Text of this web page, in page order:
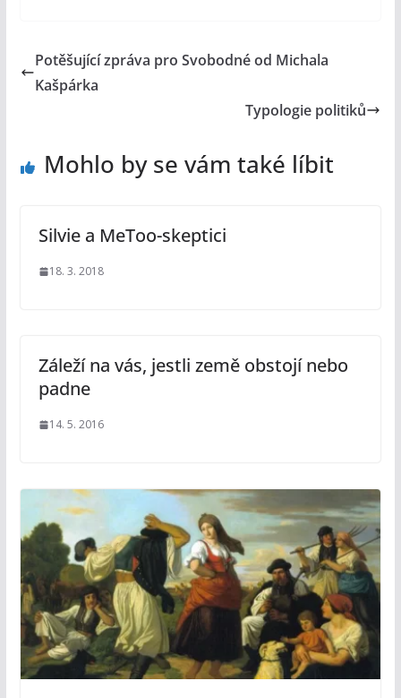
Potěšující zpráva pro Svobodné od Michala
Kašpárka
Typologie politiků
Mohlo by se vám také líbit
Silvie a MeToo-skeptici
18. 3. 2018
Záleží na vás, jestli země obstojí nebo
padne
14. 5. 2016